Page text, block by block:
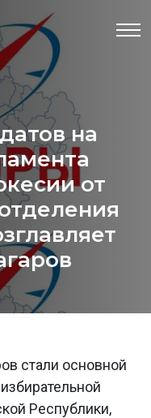
на
от
стали основной
Республики,